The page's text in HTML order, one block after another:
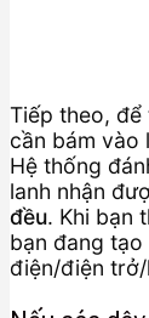
Tiếp theo, để
cần bám vào
Hệ thống
lanh nhận
đều. Khi bạn
bạn đang tạo
điện/điện